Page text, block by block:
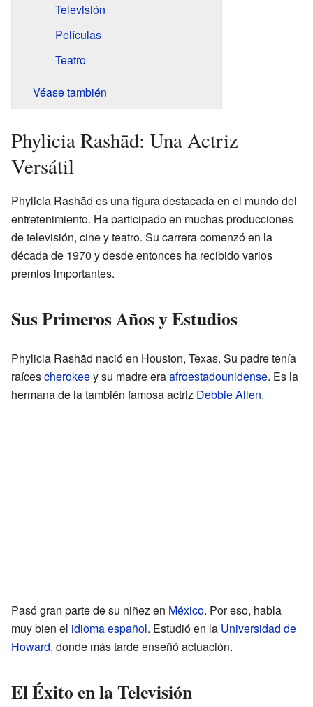
Televisión
Películas
Teatro
Véase también
Phylicia Rashād: Una Actriz
Versátil
Phylicia Rashād es una figura destacada en el mundo del
entretenimiento. Ha participado en muchas producciones
de televisión, cine y teatro. Su carrera comenzó en la
década de 1970 y desde entonces ha recibido varios
premios importantes.
Sus Primeros Años y Estudios
Phylicia Rashād nació en Houston, Texas. Su padre tenía
raícescherokeey su madre eraafroestadounidense. Es la
hermana de la también famosa actriz Debbie Allen.
Pasó gran parte de su niñez en México. Por eso, habla
muy bien el idioma español. Estudió en la Universidad de
Howard, donde más tarde enseñó actuación.
El Éxito en la Televisión